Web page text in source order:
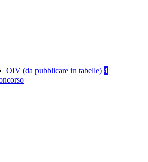
OIV (da pubblicare in tabelle) 4